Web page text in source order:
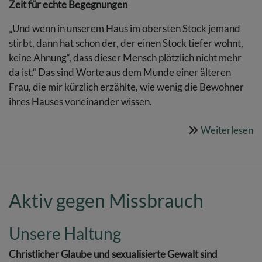
Zeit für echte Begegnungen
„Und wenn in unserem Haus im obersten Stock jemand
stirbt, dann hat schon der, der einen Stock tiefer wohnt,
keine Ahnung“, dass dieser Mensch plötzlich nicht mehr
da ist.“ Das sind Worte aus dem Munde einer älteren
Frau, die mir kürzlich erzählte, wie wenig die Bewohner
ihres Hauses voneinander wissen.
Weiterlesen
Aktiv gegen Missbrauch
Unsere Haltung
Christlicher Glaube und sexualisierte Gewalt sind